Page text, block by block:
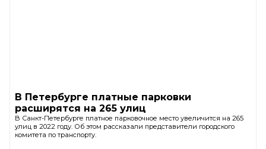
В Петербурге платные парковки
расширятся на 265 улиц
В Санкт-Петербурге платное парковочное место увеличится на 265
улиц в 2022 году. Об этом рассказали представители городского
комитета по транспорту.